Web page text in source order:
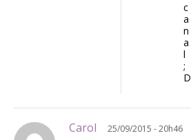
c
a
n
a
l
;
D
Carol 25/09/2015 - 20h46